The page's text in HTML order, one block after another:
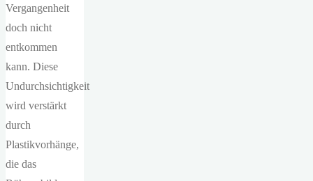
Vergangenheit
doch nicht
entkommen
kann. Diese
Undurchsichtigkeit
wird verstärkt
durch
Plastikvorhänge,
die das